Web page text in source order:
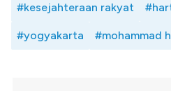
#kesejahteraan rakyat
#yogyakarta #mohammad